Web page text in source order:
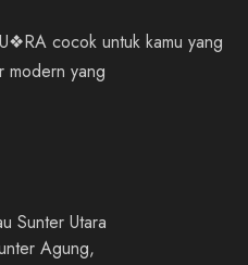
cocok untuk kamu yang
modern yang
Sunter Utara
Agung,